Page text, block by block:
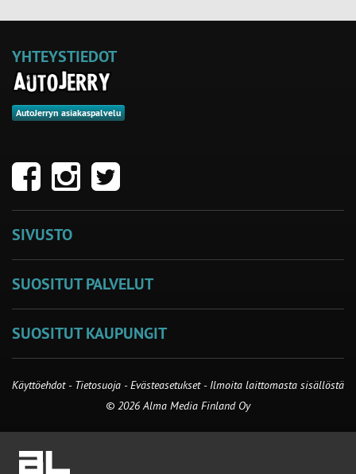
YHTEYSTIEDOT
AutoJerryn asiakaspalvelu
SIVUSTO
SUOSITUT PALVELUT
SUOSITUT KAUPUNGIT
Käyttöehdot - Tietosuoja -Evästeasetukset- Ilmoita laittomasta sisällöstä
© 2026 Alma Media Finland Oy